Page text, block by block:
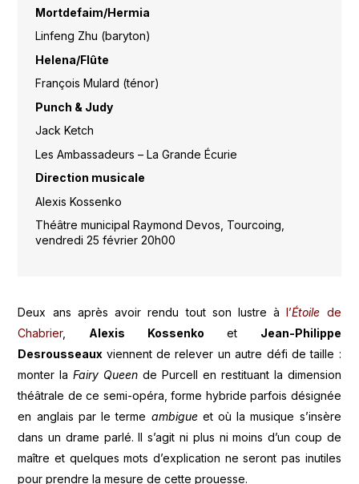
Mortdefaim/Hermia
Linfeng Zhu (baryton)
Helena/Flûte
François Mulard (ténor)
Punch & Judy
Jack Ketch
Les Ambassadeurs – La Grande Écurie
Direction musicale
Alexis Kossenko
Théâtre municipal Raymond Devos, Tourcoing,
vendredi 25 février 20h00
Deux ans après avoir rendu tout son lustre àl’Étoile de
Chabrier, Alexis Kossenko et Jean-Philippe
Desrousseaux viennent de relever un autre défi de taille :
monter laFairy Queen de Purcell en restituant la dimension
théâtrale de ce semi-opéra, forme hybride parfois désignée
en anglais par le terme ambigue et où la musique s’insère
dans un drame parlé. Il s’agit ni plus ni moins d’un coup de
maître et quelques mots d’explication ne seront pas inutiles
pour prendre la mesure de cette prouesse.